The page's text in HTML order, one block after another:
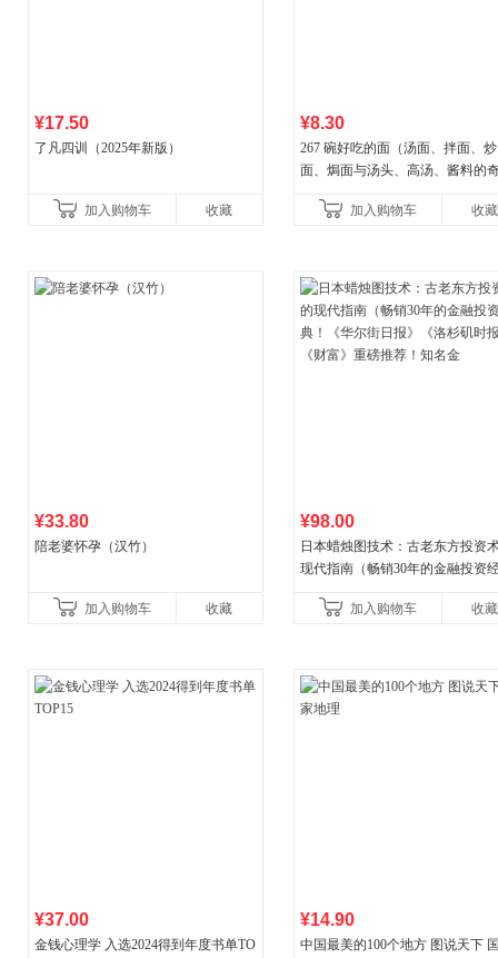
¥17.50
了凡四训（2025年新版）
加入购物车 收藏
¥8.30
267 碗好吃的面（汤面、拌面、炒
面、焗面与汤头、高汤、酱料的
妙滋味！令人无法抗拒的
加入购物车 收藏
¥33.80
陪老婆怀孕（汉竹）
加入购物车 收藏
¥98.00
日本蜡烛图技术：古老东方投资
现代指南（畅销30年的金融投资
《财富》重磅推荐！知名金
加入购物车 收藏
¥37.00
金钱心理学 入选2024得到年度书单TO
¥14.90
中国最美的100个地方 图说天下